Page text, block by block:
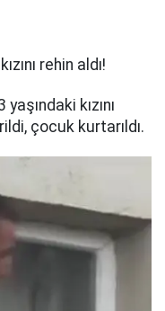
rehin aldı!
kızını
çocuk kurtarıldı.